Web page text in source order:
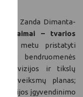
Zanda Dimanta-
kaimai – tvarios
metu pristatyti
: bendruomenės
vizijos ir tikslų
veiksmų planas;
įgyvendinimo